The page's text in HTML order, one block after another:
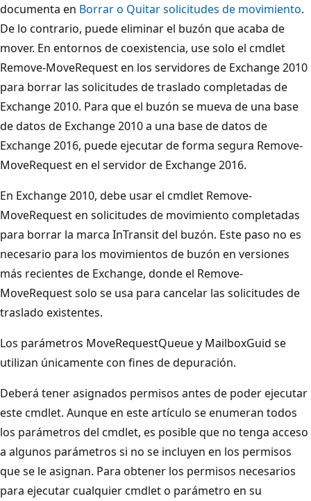
documenta en Borrar o Quitar solicitudes de movimiento.
De lo contrario, puede eliminar el buzón que acaba de
mover. En entornos de coexistencia, use solo el cmdlet
Remove-MoveRequest en los servidores de Exchange 2010
para borrar las solicitudes de traslado completadas de
Exchange 2010. Para que el buzón se mueva de una base
de datos de Exchange 2010 a una base de datos de
Exchange 2016, puede ejecutar de forma segura Remove-
MoveRequest en el servidor de Exchange 2016.
En Exchange 2010, debe usar el cmdlet Remove-
MoveRequest en solicitudes de movimiento completadas
para borrar la marca InTransit del buzón. Este paso no es
necesario para los movimientos de buzón en versiones
más recientes de Exchange, donde el Remove-
MoveRequest solo se usa para cancelar las solicitudes de
traslado existentes.
Los parámetros MoveRequestQueue y MailboxGuid se
utilizan únicamente con fines de depuración.
Deberá tener asignados permisos antes de poder ejecutar
este cmdlet. Aunque en este artículo se enumeran todos
los parámetros del cmdlet, es posible que no tenga acceso
a algunos parámetros si no se incluyen en los permisos
que se le asignan. Para obtener los permisos necesarios
para ejecutar cualquier cmdlet o parámetro en su